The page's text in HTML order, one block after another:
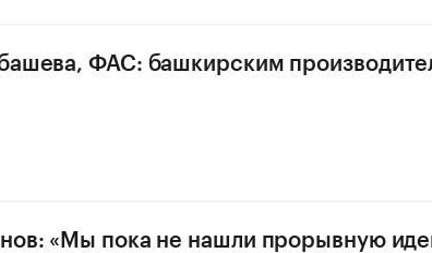
ФАС: башкирским
«Мы пока не нашли прорывную